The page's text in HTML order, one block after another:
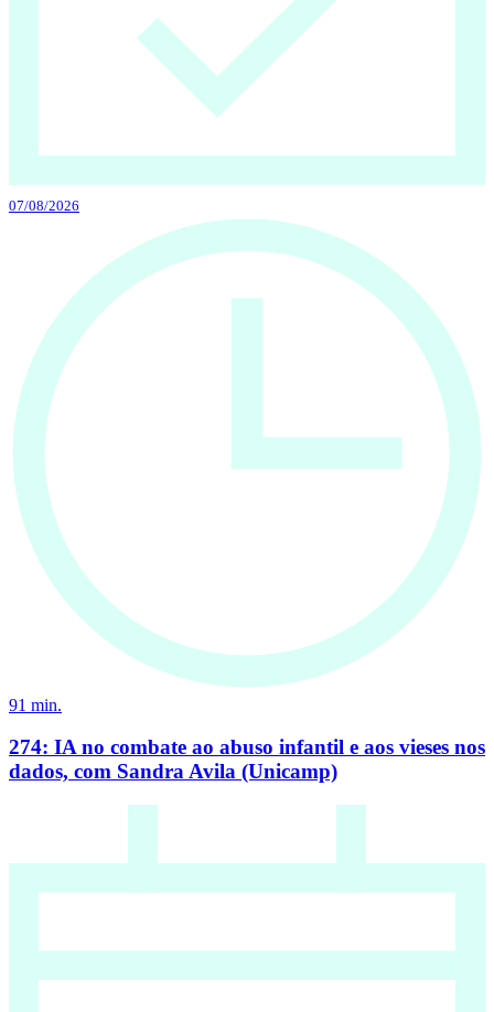
07/08/2026
91 min.
274: IA no combate ao abuso infantil e aos vieses nos
dados, com Sandra Avila (Unicamp)